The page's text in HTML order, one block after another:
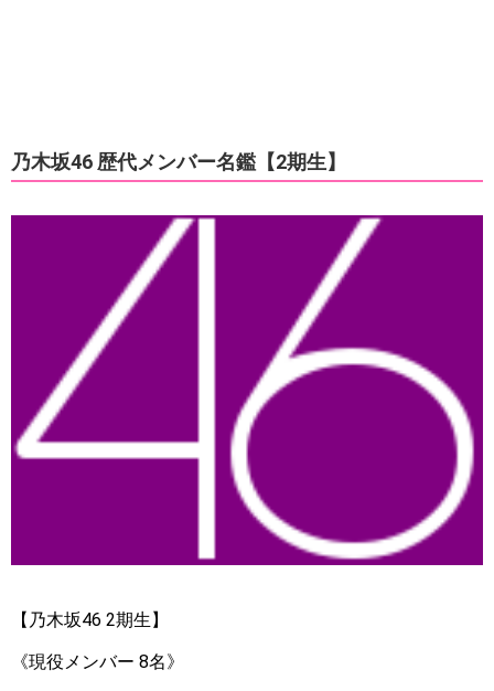
乃木坂46 歴代メンバー名鑑【2期生】
【乃木坂46 2期生】
《現役メンバー 8名》